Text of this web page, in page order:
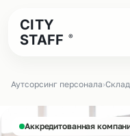
CITY
STAFF
®
Аутсорсинг персонала›
Аккредитованная